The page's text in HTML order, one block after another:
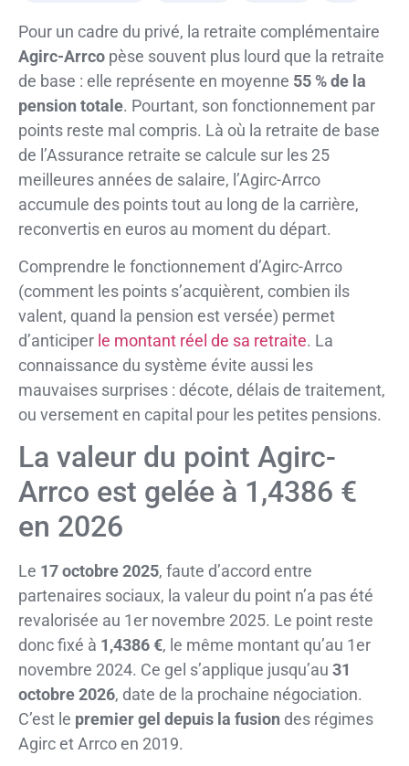
Pour un cadre du privé, la retraite complémentaire
Agirc-Arrco pèse souvent plus lourd que la retraite
de base : elle représente en moyenne 55 % de la
pension totale. Pourtant, son fonctionnement par
points reste mal compris. Là où la retraite de base
de l’Assurance retraite se calcule sur les 25
meilleures années de salaire, l’Agirc-Arrco
accumule des points tout au long de la carrière,
reconvertis en euros au moment du départ.
Comprendre le fonctionnement d’Agirc-Arrco
(comment les points s’acquièrent, combien ils
valent, quand la pension est versée) permet
d’anticiper le montant réel de sa retraite. La
connaissance du système évite aussi les
mauvaises surprises : décote, délais de traitement,
ou versement en capital pour les petites pensions.
La valeur du point Agirc-
Arrco est gelée à 1,4386 €
en 2026
Le 17 octobre 2025, faute d’accord entre
partenaires sociaux, la valeur du point n’a pas été
revalorisée au 1er novembre 2025. Le point reste
donc fixé à 1,4386 €, le même montant qu’au 1er
novembre 2024. Ce gel s’applique jusqu’au 31
octobre 2026, date de la prochaine négociation.
C’est le premier gel depuis la fusion des régimes
Agirc et Arrco en 2019.